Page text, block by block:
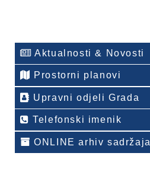
Aktualnosti & Novosti
Prostorni planovi
Upravni odjeli Grada
Telefonski imenik
ONLINE arhiv sadržaja